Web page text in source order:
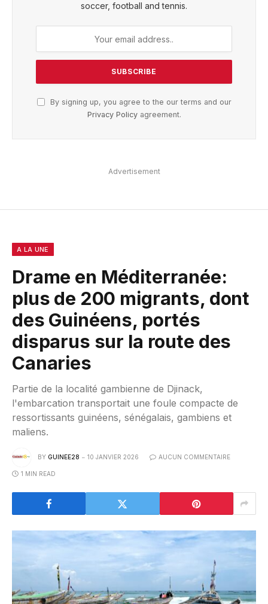
soccer, football and tennis.
By signing up, you agree to the our terms and our
Privacy Policyagreement.
Advertisement
A LA UNE
Drame en Méditerranée:
plus de 200 migrants, dont
des Guinéens, portés
disparus sur la route des
Canaries
Partie de la localité gambienne de Djinack,
l'embarcation transportait une foule compacte de
ressortissants guinéens, sénégalais, gambiens et
maliens.
BY GUINEE28 10 JANVIER 2026 AUCUN COMMENTAIRE
1 MIN READ